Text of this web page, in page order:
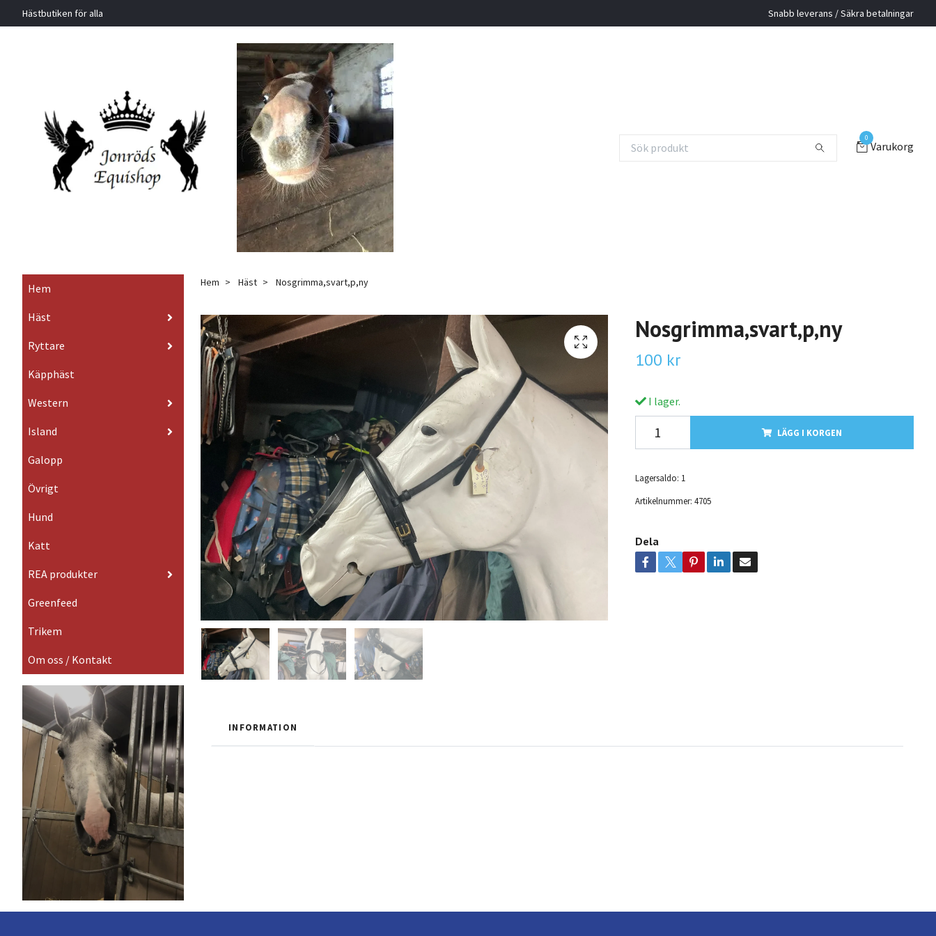
Hästbutiken för alla Snabb leverans / Säkra betalningar
0
Varukorg
Hem
Häst
Ryttare
Käpphäst
Western
Island
Galopp
Övrigt
Hund
Katt
REA produkter
Greenfeed
Trikem
Om oss / Kontakt
Hem Häst Nosgrimma,svart,p,ny
Nosgrimma,svart,p,ny
100 kr
I lager.
LÄGG I KORGEN
Lagersaldo: 1
Artikelnummer: 4705
Dela
INFORMATION